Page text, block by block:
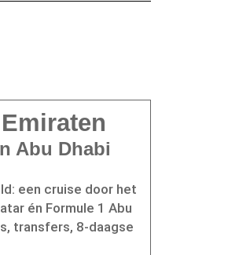
Abu Dhabi
een cruise door het
én Formule 1 Abu
transfers, 8-daagse